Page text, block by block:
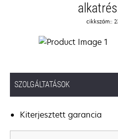
cikkszám::
SZOLGÁLTATÁSOK
Kiterjesztett garancia